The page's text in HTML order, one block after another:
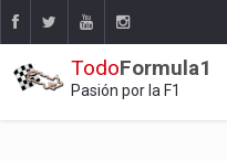
TodoFormula1
Pasión por la F1